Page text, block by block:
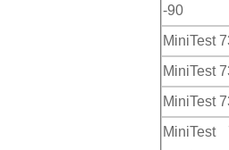
-90
MiniTest
MiniTest
MiniTest